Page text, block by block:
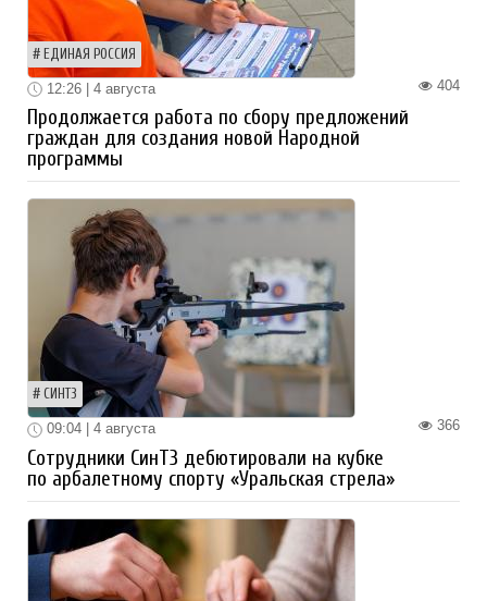
ЕДИНАЯ РОССИЯ
404
12:26 | 4 августа
Продолжается работа по сбору предложений
граждан для создания новой Народной
программы
СИНТЗ
366
09:04 | 4 августа
Сотрудники СинТЗ дебютировали на кубке
по арбалетному спорту «Уральская стрела»